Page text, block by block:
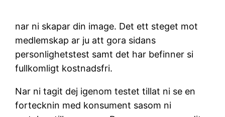
nar ni skapar din image. Det ett steget mot
medlemskap ar ju att gora sidans
personlighetstest samt det har befinner si
fullkomligt kostnadsfri.
Nar ni tagit dej igenom testet tillat ni se en
fortecknin med konsument sasom ni